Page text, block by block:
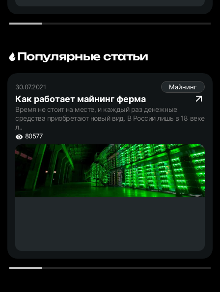
Популярные статьи
30.07.2021 Майнинг
Как работает майнинг ферма
Время не стоит на месте, и каждый раз денежные
средства приобретают новый вид. В России лишь в 18 веке
л..
80577